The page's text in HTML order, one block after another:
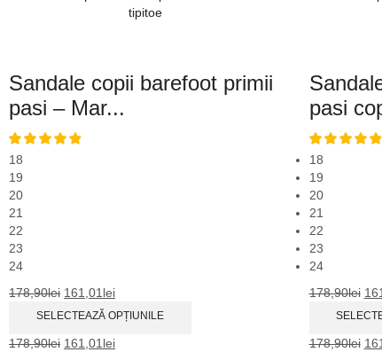
Sandale copii barefoot primii
pasi – Mar...
18
19
20
21
22
23
24
178,90lei 161,01 lei
SELECTEAZĂ OPȚIUNILE
178,90lei 161,01 lei
pasi
18
19
20
21
22
23
24
178,90lei
178,90lei